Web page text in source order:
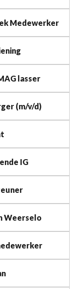
Medewerker
lasser
(m/v/d)
IG
Weerselo